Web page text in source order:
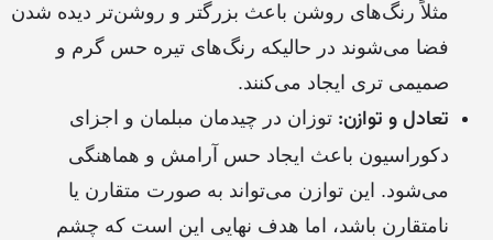
مثلاً رنگ‌های روشن باعث بزرگتر و روشن‌تر دیده شدن
فضا می‌شوند در حالیکه رنگ‌های تیره حس گرم و
صمیمی تری ایجاد می‌کنند.
تعادل و توازن: توزان در چیدمان مبلمان و اجزای
دکوراسیون باعث ایجاد حس آرامش و هماهنگی
می‌شود. این توازن می‌تواند به صورت متقارن یا
نامتقارن باشد، اما هدف نهایی این است که چشم